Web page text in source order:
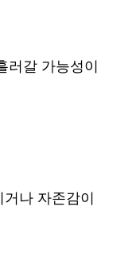
러갈 가능성이
나 자존감이